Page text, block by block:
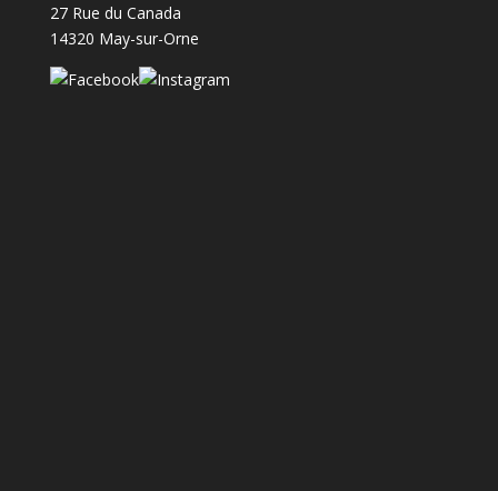
27 Rue du Canada
14320 May-sur-Orne